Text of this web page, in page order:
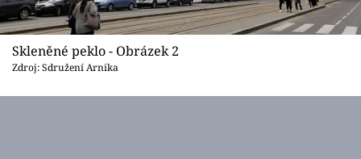
Skleněné peklo - Obrázek 2
Zdroj: Sdružení Arnika